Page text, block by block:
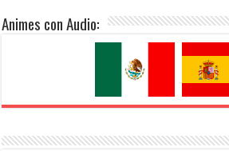
Animes con Audio: